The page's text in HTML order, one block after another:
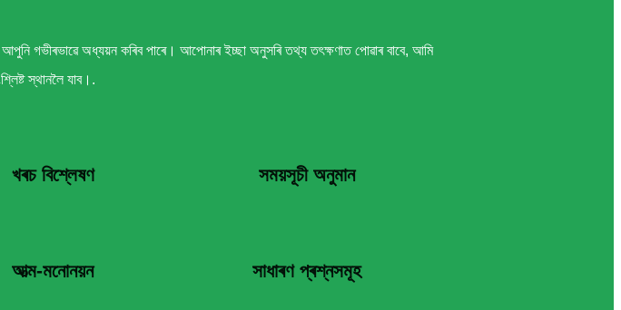
গভীৰভাৱে অধ্যয়ন কৰিব পাৰে। আপোনাৰ ইচ্ছা অনুসৰি তথ্য তৎক্ষণাত পোৱাৰ বাবে, আমি
স্থানলৈ যাব।.
খৰচ বিশ্লেষণ সময়সূচী অনুমান
আত্ম-মনোনয়ন সাধাৰণ প্ৰশ্নসমূহ